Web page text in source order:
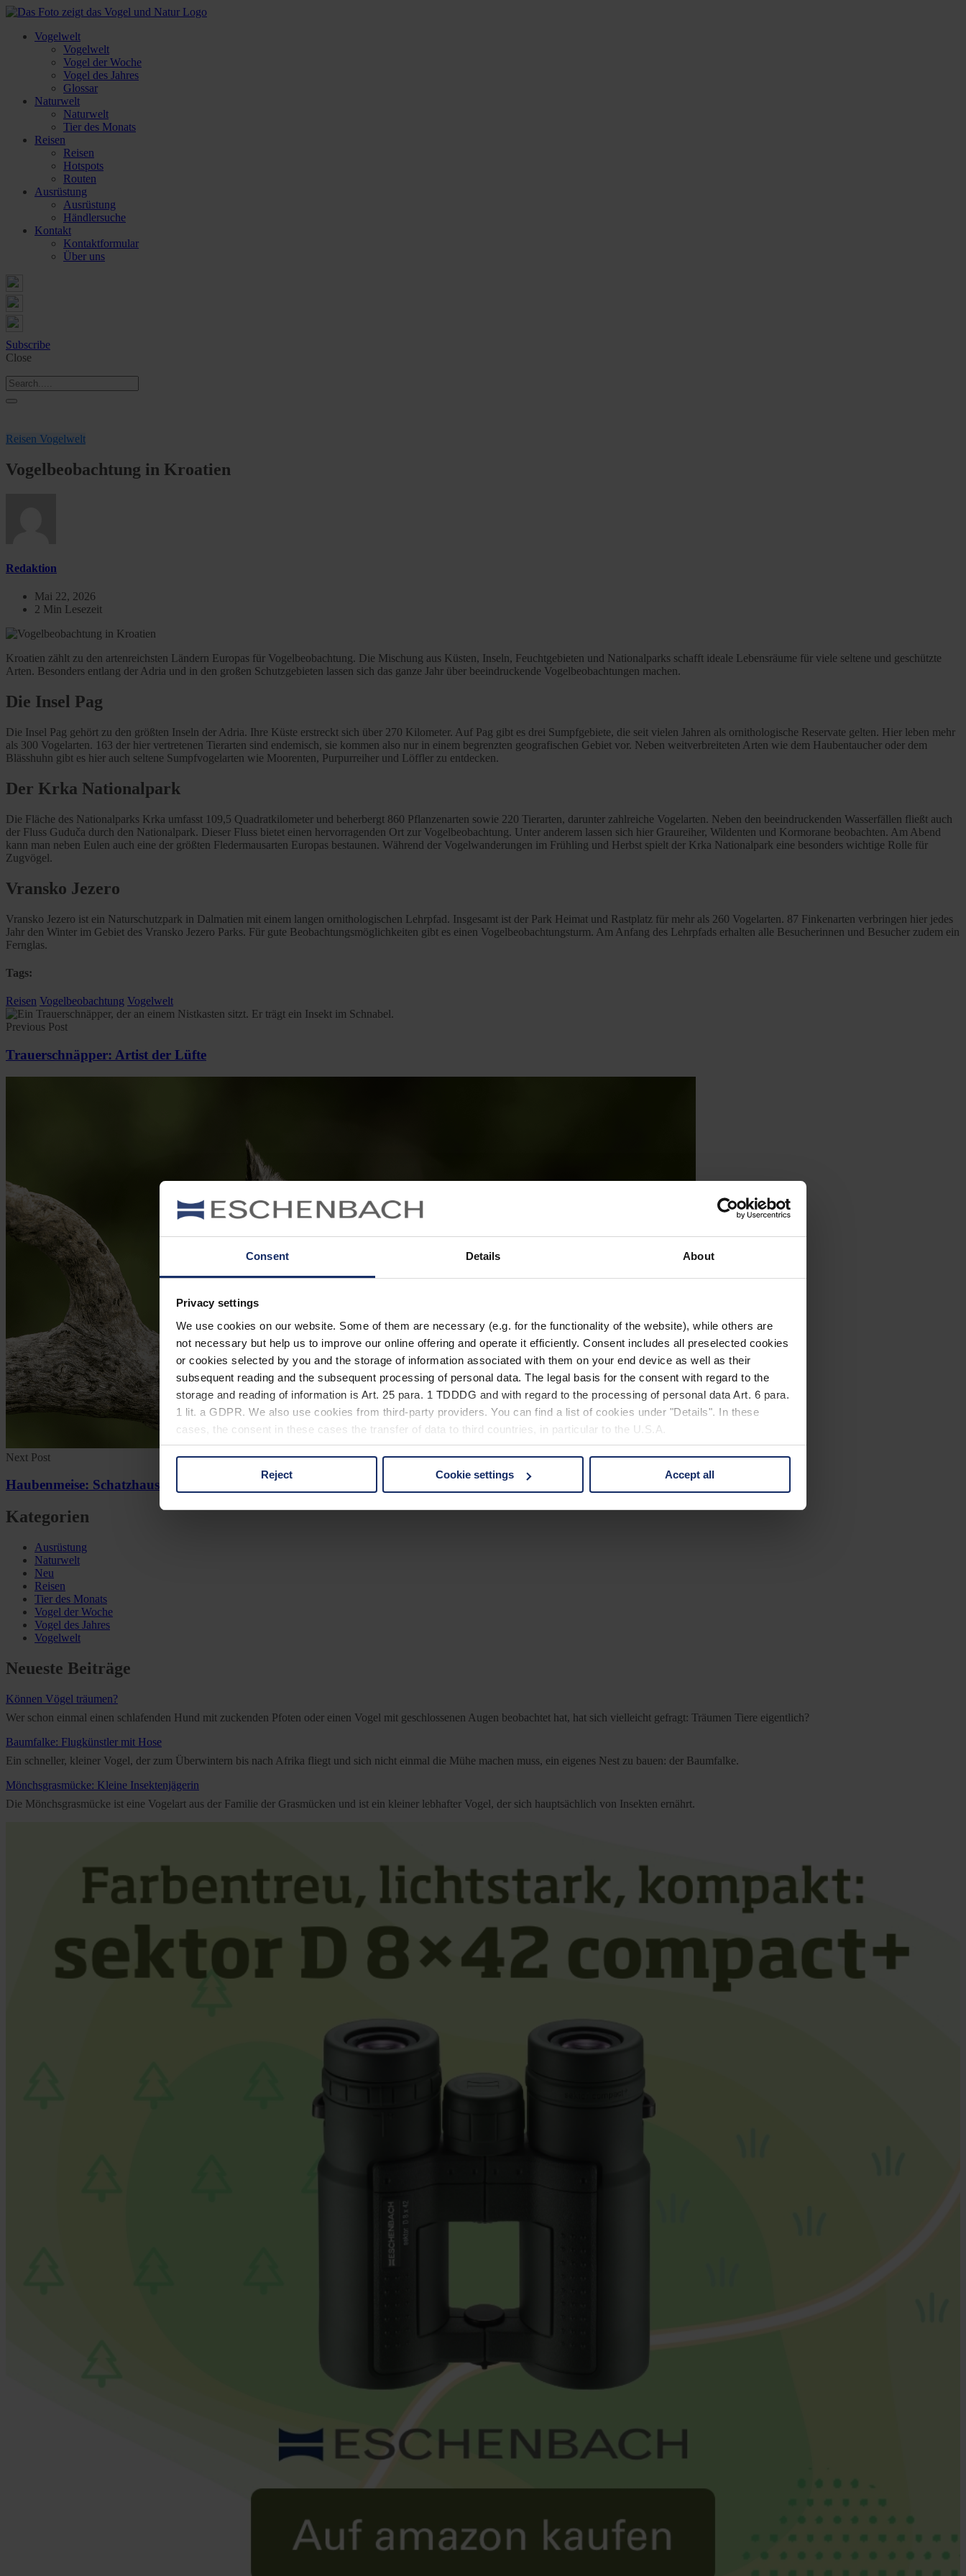
Consent Details About
Privacy settings
We use cookies on our website. Some of them are necessary (e.g. for the functionality of the website), while others are
not necessary but help us to improve our online offering and operate it efficiently. Consent includes all preselected cookies
or cookies selected by you and the storage of information associated with them on your end device as well as their
subsequent reading and the subsequent processing of personal data. The legal basis for the consent with regard to the
storage and reading of information is Art. 25 para. 1 TDDDG and with regard to the processing of personal data Art. 6 para.
1 lit. a GDPR. We also use cookies from third-party providers. You can find a list of cookies under "Details". In these
cases, the consent in these cases the transfer of data to third countries, in particular to the U.S.A.
You can consent to the use of non-essential cookies by clicking on the "Accept all" button or change your mind by clicking
Reject Cookie settings Accept all
Vogelwelt
Vogelwelt
Vogel der Woche
Vogel des Jahres
Glossar
Naturwelt
Naturwelt
Tier des Monats
Reisen
Reisen
Hotspots
Routen
Ausrüstung
Ausrüstung
Händlersuche
Kontakt
Kontaktformular
Über uns
Subscribe
Close
Reisen Vogelwelt
Vogelbeobachtung in Kroatien
Redaktion
Mai 22, 2026
2 Min Lesezeit
Kroatien zählt zu den artenreichsten Ländern Europas für Vogelbeobachtung. Die Mischung aus Küsten, Inseln, Feuchtgebieten und Nationalparks schafft ideale Lebensräume für viele seltene und geschützte
Arten. Besonders entlang der Adria und in den großen Schutzgebieten lassen sich das ganze Jahr über beeindruckende Vogelbeobachtungen machen.
Die Insel Pag
Die Insel Pag gehört zu den größten Inseln der Adria. Ihre Küste erstreckt sich über 270 Kilometer. Auf Pag gibt es drei Sumpfgebiete, die seit vielen Jahren als ornithologische Reservate gelten. Hier leben mehr
als 300 Vogelarten. 163 der hier vertretenen Tierarten sind endemisch, sie kommen also nur in einem begrenzten geografischen Gebiet vor. Neben weitverbreiteten Arten wie dem Haubentaucher oder dem
Blässhuhn gibt es hier auch seltene Sumpfvogelarten wie Moorenten, Purpurreiher und Löffler zu entdecken.
Der Krka Nationalpark
Die Fläche des Nationalparks Krka umfasst 109,5 Quadratkilometer und beherbergt 860 Pflanzenarten sowie 220 Tierarten, darunter zahlreiche Vogelarten. Neben den beeindruckenden Wasserfällen fließt auch
der Fluss Guduča durch den Nationalpark. Dieser Fluss bietet einen hervorragenden Ort zur Vogelbeobachtung. Unter anderem lassen sich hier Graureiher, Wildenten und Kormorane beobachten. Am Abend
kann man neben Eulen auch eine der größten Fledermausarten Europas bestaunen. Während der Vogelwanderungen im Frühling und Herbst spielt der Krka Nationalpark eine besonders wichtige Rolle für
Zugvögel.
Vransko Jezero
Vransko Jezero ist ein Naturschutzpark in Dalmatien mit einem langen ornithologischen Lehrpfad. Insgesamt ist der Park Heimat und Rastplatz für mehr als 260 Vogelarten. 87 Finkenarten verbringen hier jedes
Jahr den Winter im Gebiet des Vransko Jezero Parks. Für gute Beobachtungsmöglichkeiten gibt es einen Vogelbeobachtungsturm. Am Anfang des Lehrpfads erhalten alle Besucherinnen und Besucher zudem ein
Fernglas.
Tags:
Reisen Vogelbeobachtung Vogelwelt
Previous Post
Trauerschnäpper: Artist der Lüfte
Next Post
Haubenmeise: Schatzhauser im Fichtenwald
Kategorien
Ausrüstung
Naturwelt
Neu
Reisen
Tier des Monats
Vogel der Woche
Vogel des Jahres
Vogelwelt
Neueste Beiträge
Können Vögel träumen?
Wer schon einmal einen schlafenden Hund mit zuckenden Pfoten oder einen Vogel mit geschlossenen Augen beobachtet hat, hat sich vielleicht gefragt: Träumen Tiere eigentlich?
Baumfalke: Flugkünstler mit Hose
Ein schneller, kleiner Vogel, der zum Überwintern bis nach Afrika fliegt und sich nicht einmal die Mühe machen muss, ein eigenes Nest zu bauen: der Baumfalke.
Mönchsgrasmücke: Kleine Insektenjägerin
Die Mönchsgrasmücke ist eine Vogelart aus der Familie der Grasmücken und ist ein kleiner lebhafter Vogel, der sich hauptsächlich von Insekten ernährt.